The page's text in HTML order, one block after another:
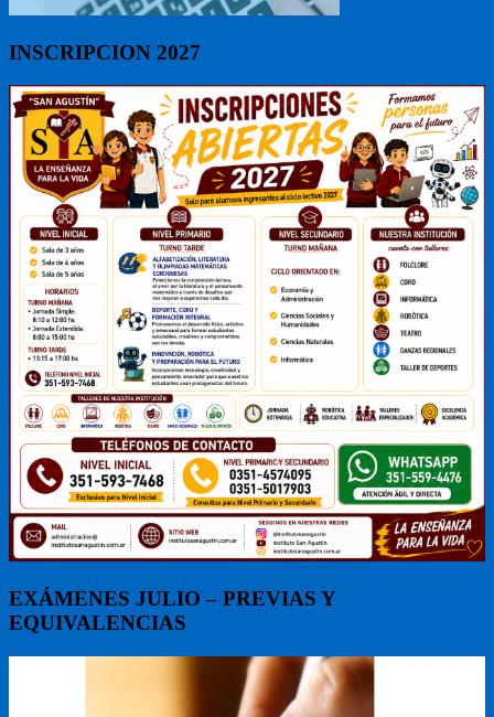
INSCRIPCION 2027
EXÁMENES JULIO – PREVIAS Y
EQUIVALENCIAS